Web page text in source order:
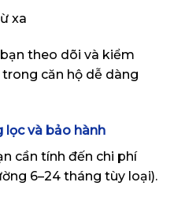
xa
theo dõi và kiểm
căn hộ dễ dàng
lọc và bảo hành
cần tính đến chi phí
6–24 tháng tùy loại).